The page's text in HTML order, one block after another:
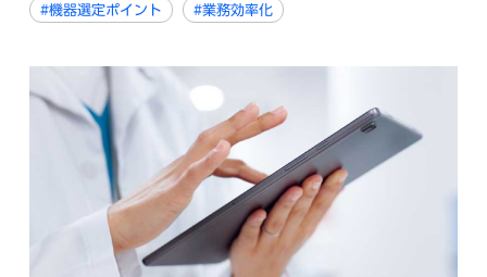
#機器選定ポイント #業務効率化